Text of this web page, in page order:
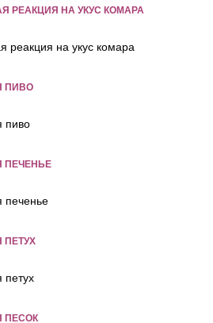
РЕАКЦИЯ НА УКУС КОМАРА
ПИВО
ПЕЧЕНЬЕ
ПЕТУХ
ПЕСОК